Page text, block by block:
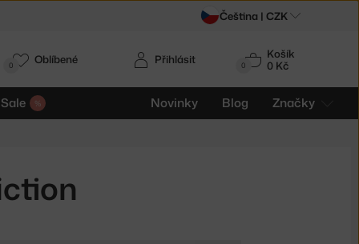
0
Košík
0 Kč
Novinky Blog Značky
Přihlásit
0 Oblíbené
Čeština | CZK